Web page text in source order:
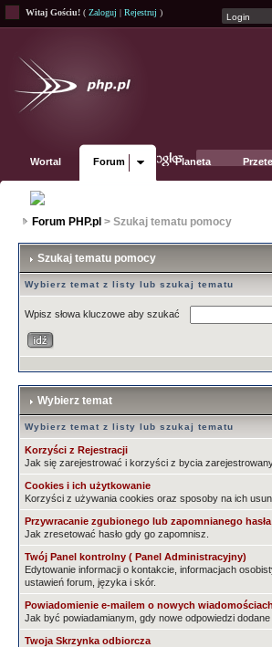
Witaj Gościu! ( Zaloguj | Rejestruj )
Wortal Forum Planeta
Forum PHP.pl > Szukaj tematu pomocy
Szukaj tematu pomocy
Wybierz temat z listy lub szukaj tematu
Wpisz słowa kluczowe aby szukać
Wybierz temat
Wybierz temat z listy lub szukaj tematu
Korzyści z Rejestracji
Jak się zarejestrować i korzyści z bycia
Cookies i ich użytkowanie
Korzyści z używania cookies oraz sposoby na ich
Przywracanie zgubionego lub zapomnianego hasła
Jak zresetować hasło gdy go zapomnisz.
Twój Panel kontrolny ( Panel Administracyjny)
Edytowanie informacji o kontakcie, informacjach
ustawień forum, języka i skór.
Powiadomienie e-mailem o nowych wiadomościach
Jak być powiadamianym, gdy nowe odpowiedzi dodane
Twoja Skrzynka odbiorcza